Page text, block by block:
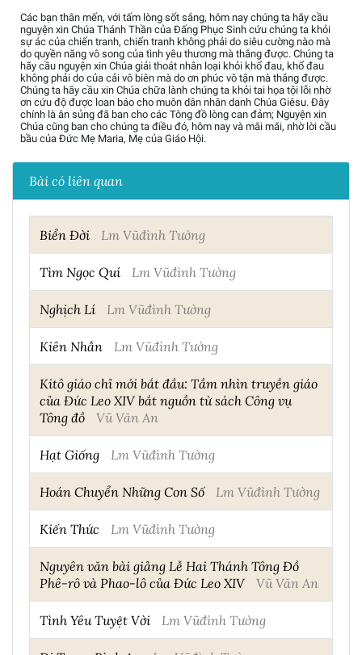
Các bạn thân mến, với tấm lòng sốt sắng, hôm nay chúng ta hãy cầu
nguyện xin Chúa Thánh Thần của Đấng Phục Sinh cứu chúng ta khỏi
sự ác của chiến tranh, chiến tranh không phải do siêu cường nào mà
do quyền năng vô song của tình yêu thương mà thắng được. Chúng ta
hãy cầu nguyện xin Chúa giải thoát nhân loại khỏi khổ đau, khổ đau
không phải do của cải vô biên mà do ơn phúc vô tận mà thắng được.
Chúng ta hãy cầu xin Chúa chữa lành chúng ta khỏi tai họa tội lỗi nhờ
ơn cứu độ được loan báo cho muôn dân nhân danh Chúa Giêsu. Đây
chính là ân sủng đã ban cho các Tông đồ lòng can đảm; Nguyện xin
Chúa cũng ban cho chúng ta điều đó, hôm nay và mãi mãi, nhờ lời cầu
bầu của Đức Mẹ Maria, Mẹ của Giáo Hội.
Bài có liên quan
Biển Đời Lm Vũđình Tường
Tìm Ngọc Quí Lm Vũđình Tường
Nghịch Lí Lm Vũđình Tường
Kiên Nhẫn Lm Vũđình Tường
Kitô giáo chỉ mới bắt đầu: Tầm nhìn truyền giáo
của Đức Leo XIV bắt nguồn từ sách Công vụ
Tông đồ
Vũ Văn An
Hạt Giống Lm Vũđình Tường
Hoán Chuyển Những Con Số Lm Vũđình Tường
Kiến Thức Lm Vũđình Tường
Nguyên văn bài giảng Lễ Hai Thánh Tông Đồ
Phê-rô và Phao-lô của Đức Leo XIV
Vũ Văn An
Tình Yêu Tuyệt Vời Lm Vũđình Tường